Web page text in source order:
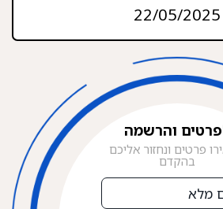
22/05/2025
והרשמה
פרטים ונחזור אליכם
בהקדם